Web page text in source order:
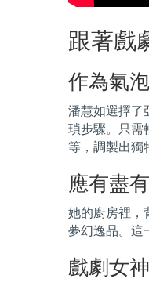
跟著戲
作為氣
潘慧如選擇了
瑣步驟。只需
等，調製出獨
應有盡
她的廚房裡，
夢幻逸品。這
戲劇女